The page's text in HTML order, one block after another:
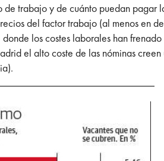
trabajo y de cuánto puedan pagar
del factor trabajo (al menos en
los costes laborales han
el alto coste de las nóminas